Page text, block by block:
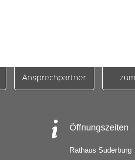
Ansprechpartner
Öffnungszeiten
Rathaus Suderburg